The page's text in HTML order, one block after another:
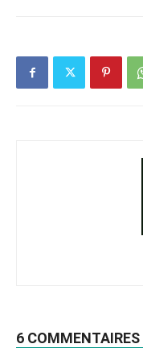
6 COMMENTAIRES